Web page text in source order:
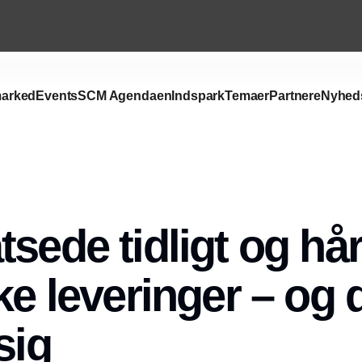
EventsSCM Agendaen IndsparkTemaerPartnere
tidligt og
leveringer – og